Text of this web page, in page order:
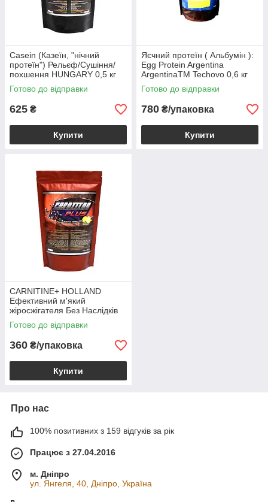
Casein (Казеїн, "нічний
протеїн") Рельєф/Сушіння/
похшення HUNGARY 0,5 кг
Готово до відправки
625 ₴
Купити
Яєчний протеїн ( Альбумін ):
Egg Protein Argentina
ArgentinaTM Techovo 0,6 кг
Готово до відправки
780 ₴/упаковка
Купити
CARNITINE+ HOLLAND
Ефективний м'який
жіросжігателя Без Наслідків
0,5 кг
Готово до відправки
360 ₴/упаковка
Купити
Про нас
100% позитивних з 159 відгуків за рік
Працює з 27.04.2016
м. Дніпро
ул. Янгеля, 40, Дніпро, Україна